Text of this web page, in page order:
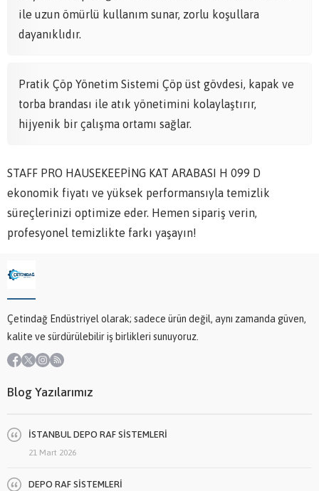
ile uzun ömürlü kullanım sunar, zorlu koşullara
dayanıklıdır.
Pratik Çöp Yönetim Sistemi Çöp üst gövdesi, kapak ve
torba brandası ile atık yönetimini kolaylaştırır,
hijyenik bir çalışma ortamı sağlar.
STAFF PRO HAUSEKEEPİNG KAT ARABASI H 099 D
ekonomik fiyatı ve yüksek performansıyla temizlik
süreçlerinizi optimize eder. Hemen sipariş verin,
profesyonel temizlikte farkı yaşayın!
Çetindağ Endüstriyel olarak; sadece ürün değil, aynı zamanda güven,
kalite ve sürdürülebilir iş birlikleri sunuyoruz.
Blog Yazılarımız
İSTANBUL DEPO RAF SİSTEMLERİ
21 Mart 2026
DEPO RAF SİSTEMLERİ